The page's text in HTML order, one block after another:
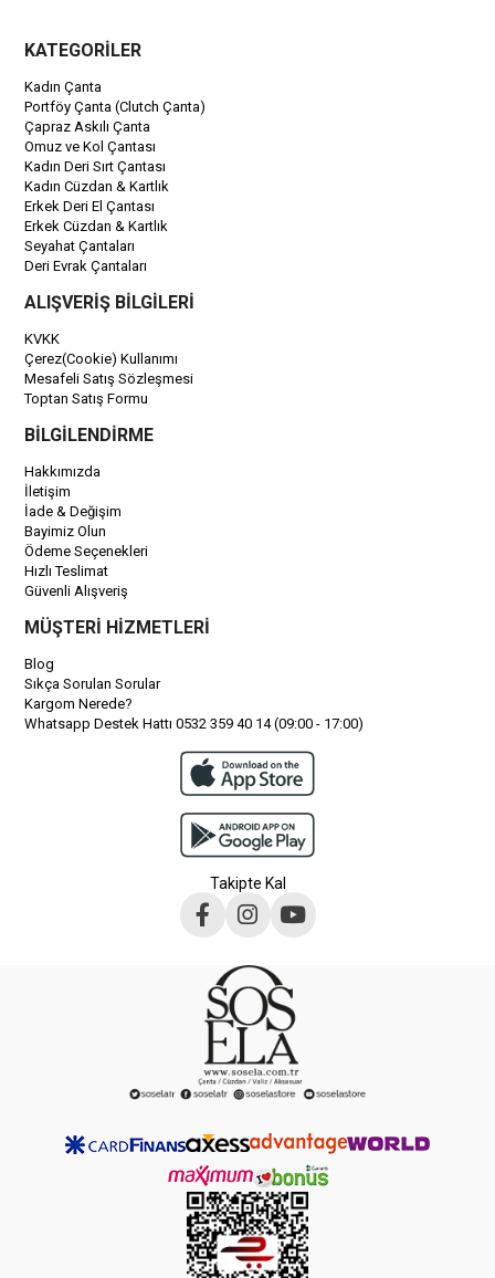
KATEGORİLER
Kadın Çanta
Portföy Çanta (Clutch Çanta)
Çapraz Askılı Çanta
Omuz ve Kol Çantası
Kadın Deri Sırt Çantası
Kadın Cüzdan & Kartlık
Erkek Deri El Çantası
Erkek Cüzdan & Kartlık
Seyahat Çantaları
Deri Evrak Çantaları
ALIŞVERİŞ BİLGİLERİ
KVKK
Çerez(Cookie) Kullanımı
Mesafeli Satış Sözleşmesi
Toptan Satış Formu
BİLGİLENDİRME
Hakkımızda
İletişim
İade & Değişim
Bayimiz Olun
Ödeme Seçenekleri
Hızlı Teslimat
Güvenli Alışveriş
MÜŞTERİ HİZMETLERİ
Blog
Sıkça Sorulan Sorular
Kargom Nerede?
Whatsapp Destek Hattı 0532 359 40 14 (09:00 - 17:00)
Takipte Kal